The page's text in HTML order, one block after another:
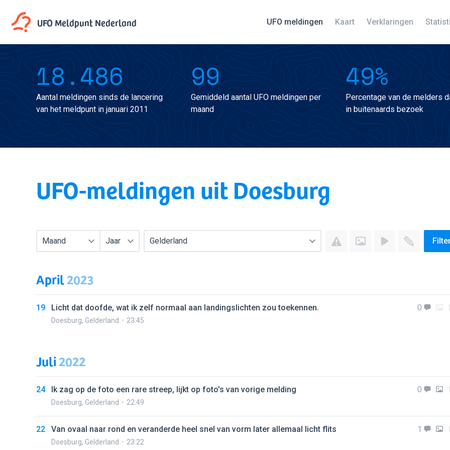
UFO MeldpuntNederland UFO meldingen Kaart Verklaringen
18.486
Aantal meldingen sinds de lancering
van het meldpunt in januari 2011
99
Gemiddeld aantal UFO meldingen per
maand
49%
Percentage van de melders
in buitenaards bezoek
UFO-meldingen uit Doesburg
Maand Jaar Gelderland
April2023
19 Licht dat doofde, wat ik zelf normaal aan landingslichten zou toekennen.
Doesburg, Gelderland 23:45
0
Juli2022
24 Ik zag op de foto een rare streep, lijkt op foto's van vorige melding
Doesburg, Gelderland 22:49
0
22 Van ovaal naar rond en veranderde heel snel van vorm later allemaal licht flits
Doesburg, Gelderland 23:22
1